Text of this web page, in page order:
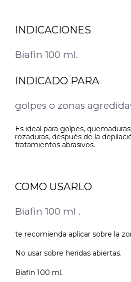
INDICACIONES
Biafin 100 ml.
INDICADO PARA
golpes o zonas
Es ideal para golpes,
rozaduras, después de la
tratamientos abrasivos.
COMO USARLO
Biafin 100 ml .
te recomienda aplicar sobre la
No usar sobre heridas abiertas.
Biafin 100 ml.